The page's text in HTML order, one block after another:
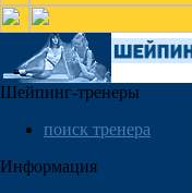
Шейпинг-тренеры
поиск тренера
Информация